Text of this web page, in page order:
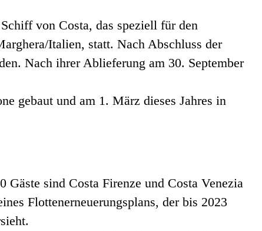
von Costa, das speziell für den
Italien, statt. Nach Abschluss der
Nach ihrer Ablieferung am 30. September
gebaut und am 1. März dieses Jahres in
sind Costa Firenze und Costa Venezia
Flottenerneuerungsplans, der bis 2023